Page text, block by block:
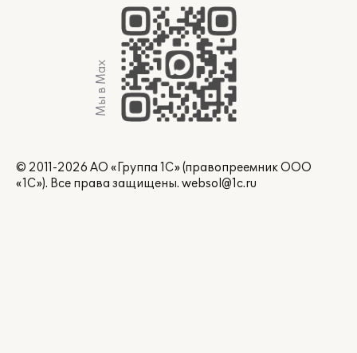
Мы в Max
© 2011-2026 АО «Группа 1С» (правопреемник ООО
«1С»). Все права защищены. websol@1c.ru